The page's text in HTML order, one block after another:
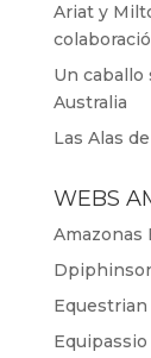
Ariat y
Un caballo
Australia
Las Alas
WEBS
Amazonas
Equipassio